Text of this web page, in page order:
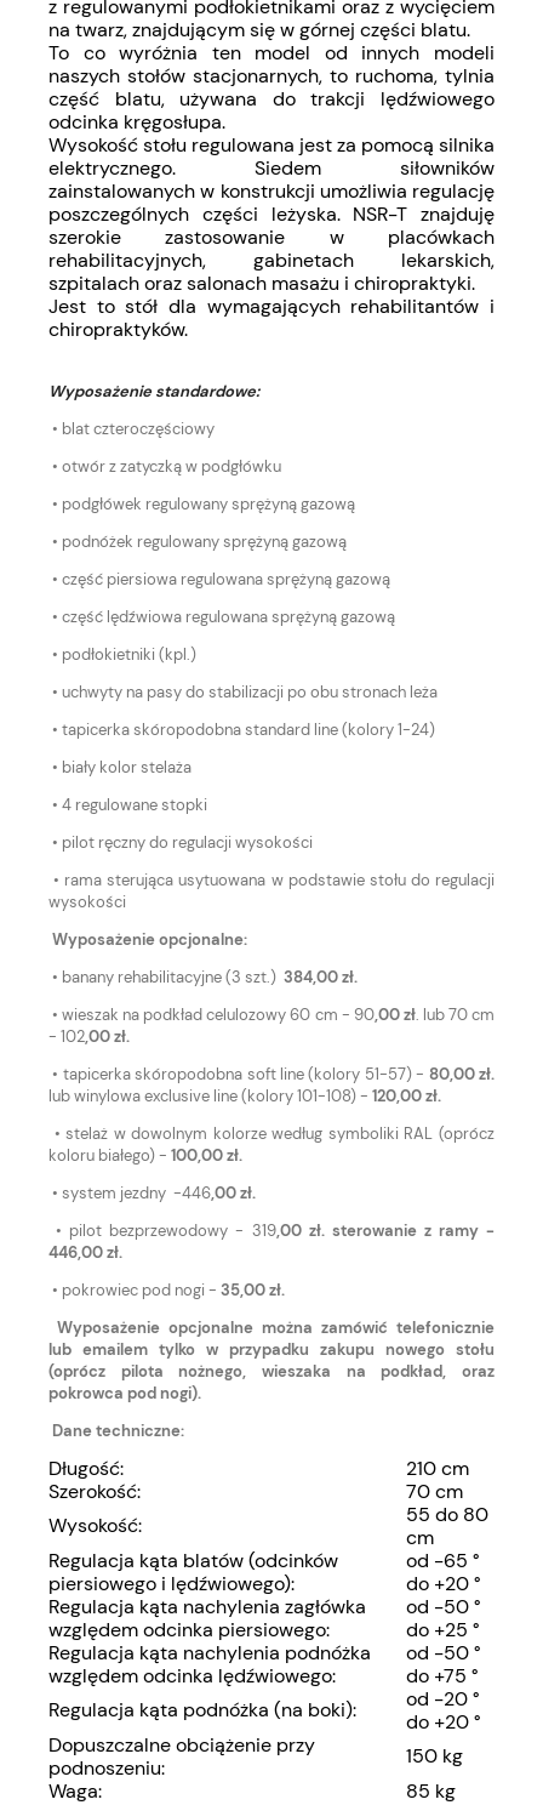
z regulowanymi podłokietnikami oraz z wycięciem
na twarz, znajdującym się w górnej części blatu.
To co wyróżnia ten model od innych modeli
naszych stołów stacjonarnych, to ruchoma, tylnia
część blatu, używana do trakcji lędźwiowego
odcinka kręgosłupa.
Wysokość stołu regulowana jest za pomocą silnika
elektrycznego. Siedem siłowników
zainstalowanych w konstrukcji umożliwia regulację
poszczególnych części leżyska. NSR-T znajduję
szerokie zastosowanie w placówkach
rehabilitacyjnych, gabinetach lekarskich,
szpitalach oraz salonach masażu i chiropraktyki.
Jest to stół dla wymagających rehabilitantów i
chiropraktyków.
Wyposażenie standardowe:
• blat czteroczęściowy
• otwór z zatyczką w podgłówku
• podgłówek regulowany sprężyną gazową
• podnóżek regulowany sprężyną gazową
• część piersiowa regulowana sprężyną gazową
• część lędźwiowa regulowana sprężyną gazową
• podłokietniki (kpl.)
• uchwyty na pasy do stabilizacji po obu stronach leża
• tapicerka skóropodobna standard line (kolory 1-24)
• biały kolor stelaża
• 4 regulowane stopki
• pilot ręczny do regulacji wysokości
• rama sterująca usytuowana w podstawie stołu do regulacji
wysokości
Wyposażenie opcjonalne:
• banany rehabilitacyjne (3 szt.) 384,00 zł.
• wieszak na podkład celulozowy 60 cm - 90,00 zł. lub 70 cm
- 102,00 zł.
• tapicerka skóropodobna soft line (kolory 51-57) - 80,00 zł.
lub winylowa exclusive line (kolory 101-108) - 120,00 zł.
• stelaż w dowolnym kolorze według symboliki RAL (oprócz
koloru białego) - 100,00 zł.
• system jezdny -446,00 zł.
• pilot bezprzewodowy - 319,00 zł. sterowanie z ramy -
446,00 zł.
• pokrowiec pod nogi - 35,00 zł.
Wyposażenie opcjonalne można zamówić telefonicznie
lub emailem tylko w przypadku zakupu nowego stołu
(oprócz pilota nożnego, wieszaka na podkład, oraz
pokrowca pod nogi).
Dane techniczne:
Długość:
210 cm
Szerokość:
70 cm
Wysokość:
55 do 80
cm
Regulacja kąta blatów (odcinków
piersiowego i lędźwiowego):
od -65 °
do +20 °
Regulacja kąta nachylenia zagłówka
względem odcinka piersiowego:
od -50 °
do +25 °
Regulacja kąta nachylenia podnóżka
względem odcinka lędźwiowego:
od -50 °
do +75 °
Regulacja kąta podnóżka (na boki):
od -20 °
do +20 °
Dopuszczalne obciążenie przy
podnoszeniu:
150 kg
Waga:
85 kg